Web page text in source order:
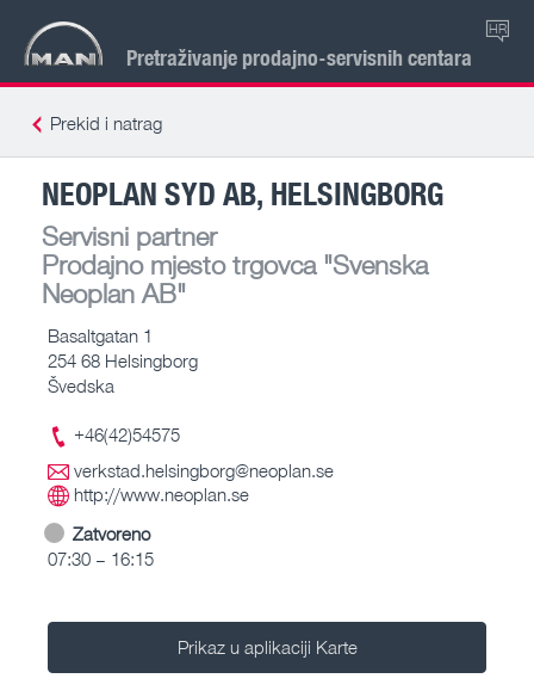
Pretraživanje prodajno-servisnih centara
HR
Prekid i natrag
NEOPLAN SYD AB, HELSINGBORG
Servisni partner
Prodajno mjesto trgovca"Svenska
Neoplan AB"
Basaltgatan 1
254 68 Helsingborg
Švedska
+46(42)54575
verkstad.helsingborg@neoplan.se
http://www.neoplan.se
Zatvoreno
07:30 – 16:15
Prikaz u aplikaciji Karte